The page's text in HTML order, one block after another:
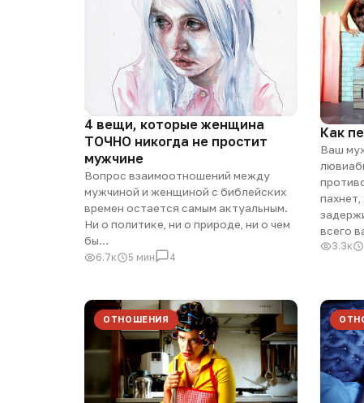
4 вещи, которые женщина
ТОЧНО никогда не простит
мужчине
Вопрос взаимоотношений между
мужчиной и женщиной с библейских
времен остается самым актуальным.
Ни о политике, ни о природе, ни о чем
бы…
6.7к 5 мин 4
Как
Ваш
всего
3.3к
ОТНОШЕНИЯ